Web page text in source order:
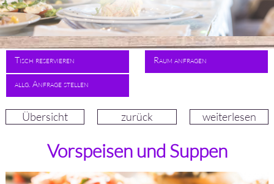
Tisch reservieren Raum anfragen
allg. Anfrage stellen
Übersicht zurück weiterlesen
Vorspeisen und Suppen